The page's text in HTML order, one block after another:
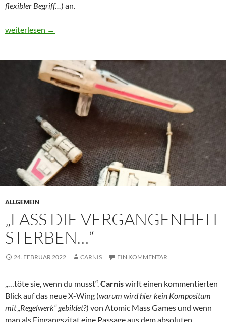
flexibler Begriff…) an.
„Nach meiner Größe beurteilst du mich?“
weiterlesen →
ALLGEMEIN
„LASS DIE VERGANGENHEIT
STERBEN…“
24. FEBRUAR 2022 CARNIS EIN KOMMENTAR
„…töte sie, wenn du musst“.Carniswirft einen kommentierten
Blick auf das neue X-Wing (warum wird hier kein Kompositum
mit „Regelwerk“ gebildet?) von Atomic Mass Games und wenn
man als Eingangszitat eine Passage aus dem absoluten